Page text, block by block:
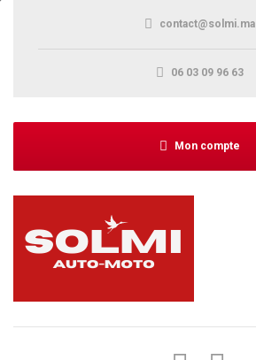
contact@solmi.ma
06 03 09 96 63
Mon compte